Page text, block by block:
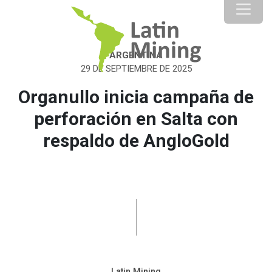
ARGENTINA
29 DE SEPTIEMBRE DE 2025
Organullo inicia campaña de
perforación en Salta con
respaldo de AngloGold